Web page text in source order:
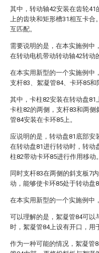
其中，转动轴42安装在齿轮41
上的齿块和矩形槽31相互卡合
互匹配。
需要说明的是，在本实施例中
在转动电机带动转动轴42转动
在本实用新型的一个实施例中
支杆83、絮凝管84、卡环85和
其中，卡柱82安装在转动盘
卡柱82的两侧，支杆83和两
管84安装在卡环85上。
应说明的是，转动盘81底部安
在转动盘81进行转动时，转动
柱82带动卡环85进行作用移动。
同时支杆83在两侧的斜支板7
动，能够使卡环85处于转动盘
在本实用新型的一个实施例中
可以理解的是，絮凝管84可以
时，絮凝管84上设有开口，用
作为一种可能的情况，絮凝管